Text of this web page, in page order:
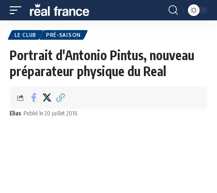
LE CLUB PRÉ-SAISON
Portrait d'Antonio Pintus, nouveau
préparateur physique du Real
Elias Publié le 20 juillet 2016